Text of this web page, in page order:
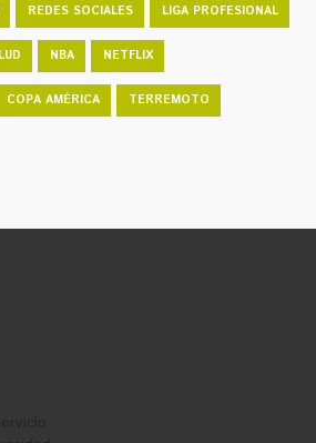
REDES SOCIALES LIGA PROFESIONAL
NBA NETFLIX
COPA AMÉRICA TERREMOTO